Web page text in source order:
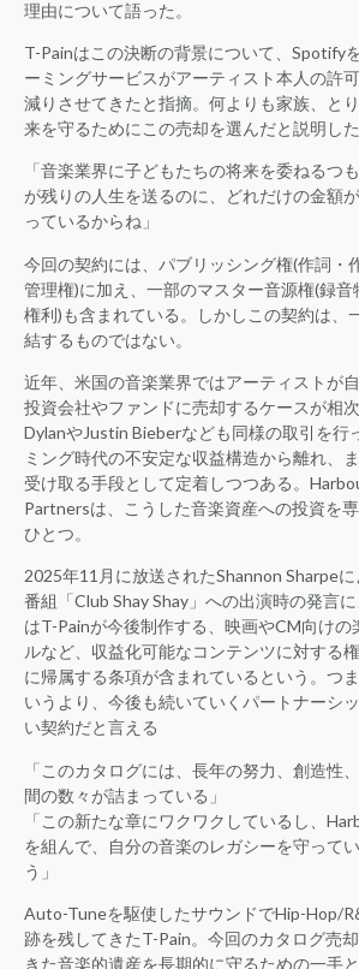
理由について語った。
T-Painはこの決断の背景について、Spotify
ーミングサービスがアーティスト本人の許
減りさせてきたと指摘。何よりも家族、と
来を守るためにこの売却を選んだと説明した
「音楽業界に子どもたちの将来を委ねるつ
が残りの人生を送るのに、どれだけの金額
っているからね」
今回の契約には、パブリッシング権(作詞・
管理権)に加え、一部のマスター音源権(録音
権利)も含まれている。しかしこの契約は、
結するものではない。
近年、米国の音楽業界ではアーティストが
投資会社やファンドに売却するケースが相
DylanやJustin Bieberなども同様の取引を行
ミング時代の不安定な収益構造から離れ、
受け取る手段として定着しつつある。
Partnersは、こうした音楽資産への投資を
ひとつ。
2025年11月に放送されたShannon Sharpe
番組「Club Shay Shay」への出演時の発言
はT-Painが今後制作する、映画やCM向けの
ルなど、収益化可能なコンテンツに対する
に帰属する条項が含まれているという。つ
いうより、今後も続いていくパートナーシ
い契約だと言える
「このカタログには、長年の努力、創造性
間の数々が詰まっている」
「この新たな章にワクワクしているし、
を組んで、自分の音楽のレガシーを守って
う」
Auto-Tuneを駆使したサウンドでHip-Hop/
跡を残してきたT-Pain。今回のカタログ売
きた音楽的遺産を長期的に守るための一手